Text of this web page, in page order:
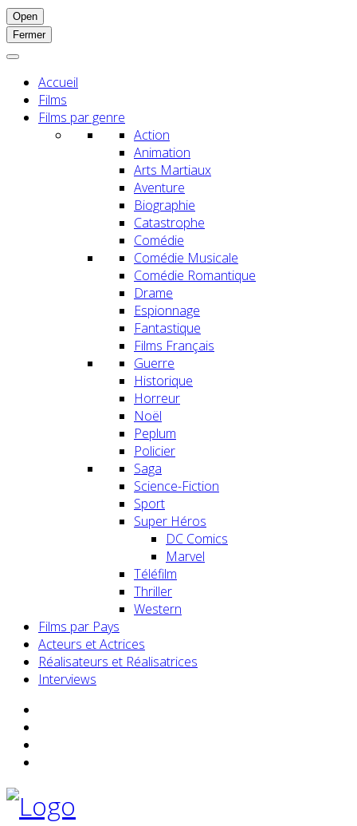
Open
Fermer
Accueil
Films
Films par genre
Action
Animation
Arts Martiaux
Aventure
Biographie
Catastrophe
Comédie
Comédie Musicale
Comédie Romantique
Drame
Espionnage
Fantastique
Films Français
Guerre
Historique
Horreur
Noël
Peplum
Policier
Saga
Science-Fiction
Sport
Super Héros
DC Comics
Marvel
Téléfilm
Thriller
Western
Films par Pays
Acteurs et Actrices
Réalisateurs et Réalisatrices
Interviews